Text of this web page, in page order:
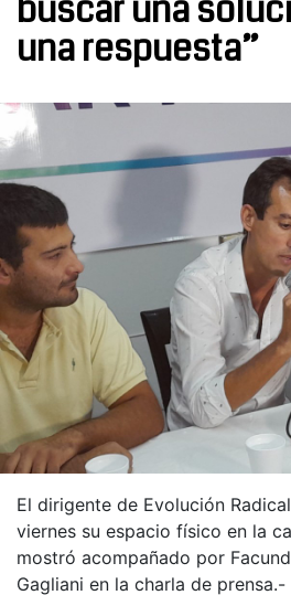
buscar una
una respuesta”
El dirigente de Evolución
viernes su espacio físico en la
mostró acompañado por
Gagliani en la charla de prensa.-